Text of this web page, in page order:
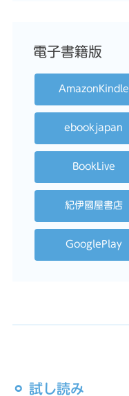
⚪︎ 試し読み
電子書籍版
AmazonKindle
ebookjapan
BookLive
紀伊國屋書店
GooglePlay